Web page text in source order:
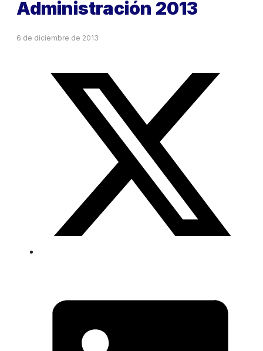
Administración 2013
6 de diciembre de 2013